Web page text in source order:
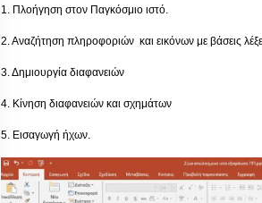
1. Πλοήγηση στον Παγκόσμιο ιστό.
2. Αναζήτηση πληροφοριών και εικόνων με βάσεις
3. Δημιουργία διαφανειών
4. Κίνηση διαφανειών και σχημάτων
5. Εισαγωγή ήχων.